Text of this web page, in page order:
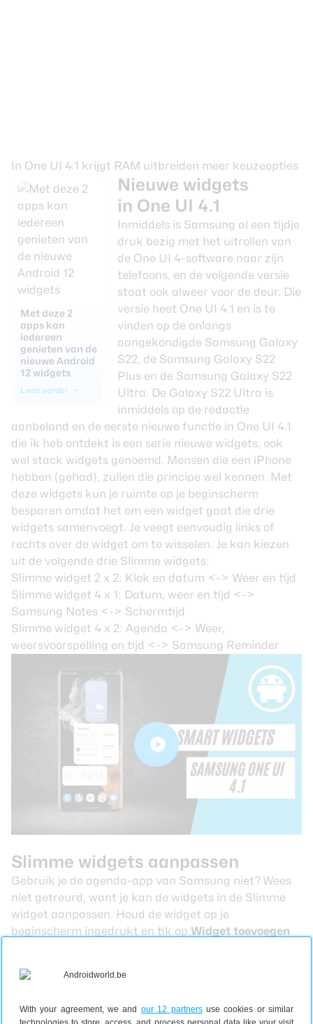
With your agreement, we and our 12 partnersuse cookies or similar
In One UI 4.1 krijgt RAM uitbreiden meer keuzeopties
Met deze 2
apps kan
iedereen
genieten van de
nieuwe Android
12 widgets
Lees verder
Nieuwe widgets
in One UI 4.1
Inmiddels is Samsung al een tijdje
druk bezig met het uitrollen van
de One UI 4-software naar zijn
telefoons, en de volgende versie
staat ook alweer voor de deur. Die
versie heet One UI 4.1 en is te
vinden op de onlangs
aangekondigde Samsung Galaxy
S22, de Samsung Galaxy S22
Plus en de Samsung Galaxy S22
Ultra. De Galaxy S22 Ultra is
inmiddels op de redactie
aanbeland en de eerste nieuwe functie in One UI 4.1
die ik heb ontdekt is een serie nieuwe widgets, ook
wel stack widgets genoemd. Mensen die een iPhone
hebben (gehad), zullen die principe wel kennen. Met
deze widgets kun je ruimte op je beginscherm
besparen omdat het om een widget gaat die drie
widgets samenvoegt. Je veegt eenvoudig links of
rechts over de widget om te wisselen. Je kan kiezen
uit de volgende drie Slimme widgets:
Slimme widget 2 x 2: Klok en datum <-> Weer en tijd
Slimme widget 4 x 1: Datum, weer en tijd <->
Samsung Notes <-> Schermtijd
Slimme widget 4 x 2: Agenda <-> Weer,
weersvoorspelling en tijd <-> Samsung Reminder
Slimme widgets aanpassen
Gebruik je de agenda-app van Samsung niet? Wees
niet getreurd, want je kan de widgets in de Slimme
widget aanpassen. Houd de widget op je
beginscherm ingedrukt en tik op Widget toevoegen
Instellingenom Samsungs keuze aan te passen in
widgetinstellingenom de instellingen per widget aan